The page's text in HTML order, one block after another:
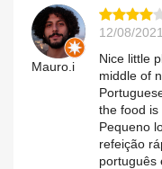
Mauro.i
12/08/
Nice little
middle of
the food is
Pequeno
refeição
português